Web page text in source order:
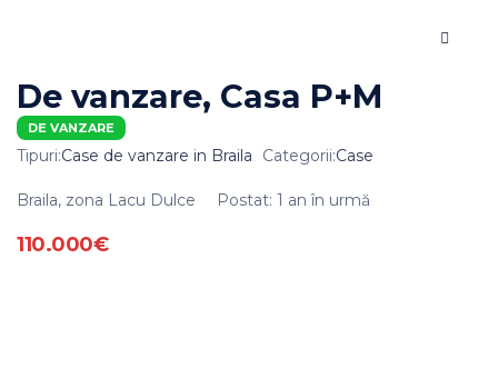
De vanzare, Casa P+M
DE VANZARE
Tipuri:Case de vanzare in Braila Categorii:Case
Braila, zona Lacu Dulce Postat: 1 an în urmă
110.000€